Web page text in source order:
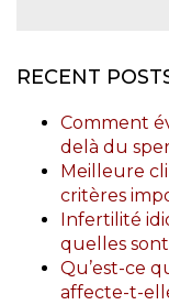
RECENT
Comment
delà du
Meilleure
critères
Infertilité
quelles
Qu’est-ce
affecte-t-